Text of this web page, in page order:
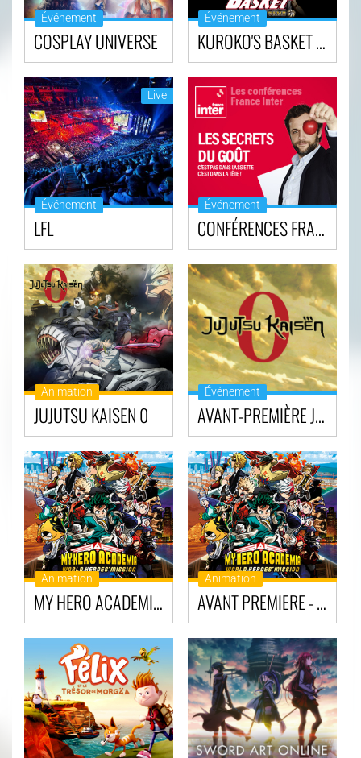
Événement
COSPLAY UNIVERSE
Événement
KUROKO'S BASKET : LES 10 ANS
Live
Événement
LFL
Événement
CONFÉRENCES FRANCE INTER - LES SECRETS DU GOÛT
Animation
JUJUTSU KAISEN 0
Événement
AVANT-PREMIÈRE JUJUTSU KAISEN 0
Animation
MY HERO ACADEMIA : WORLD HEROES' MISSION
Animation
AVANT PREMIERE - MY HERO ACADEMIA : WORLD HEROES' MISSION